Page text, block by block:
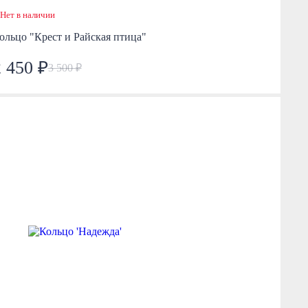
Нет в наличии
"Крест и Райская птица"
450 ₽3 500 ₽